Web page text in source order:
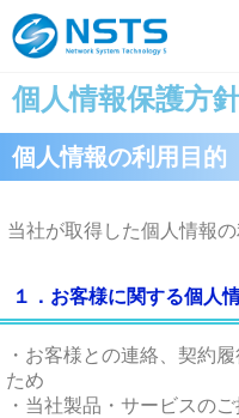
個人情報保護方
個人情報の利用目的
当社が取得した個人情報
１．お客様に関する個人
・お客様との連絡、契約
ため
・当社製品・サービスの